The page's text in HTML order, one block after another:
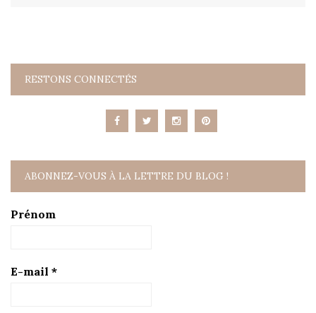
RESTONS CONNECTÉS
ABONNEZ-VOUS À LA LETTRE DU BLOG !
Prénom
E-mail *